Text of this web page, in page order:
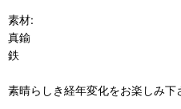
素材:
真鍮
鉄
素晴らしき経年変化をお楽しみ下